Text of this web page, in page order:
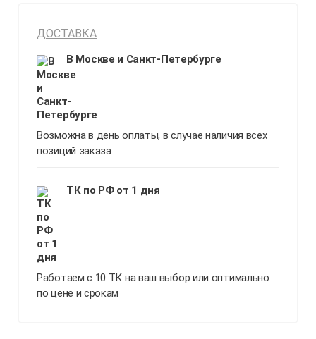
ДОСТАВКА
В Москве и Санкт-Петербурге
Возможна в день оплаты, в случае наличия всех
позиций заказа
ТК по РФ от 1 дня
Работаем с 10 ТК на ваш выбор или оптимально
по цене и срокам